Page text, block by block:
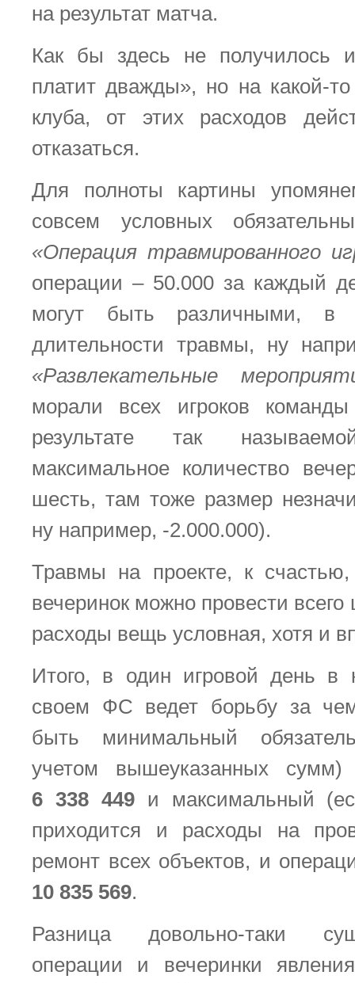
на результат матча.
Как бы здесь не получилось
платит дважды», но на какой-
клуба, от этих расходов
отказаться.
Для полноты картины
совсем условных
«Операция травмированного
операции – 50.000 за каждый
могут быть различными, в
длительности травмы, ну
«Развлекательные
морали всех игроков
результате так
максимальное количество
шесть, там тоже размер
ну например, -2.000.000).
Травмы на проекте, к
вечеринок можно провести всего
расходы вещь условная, хотя и
Итого, в один игровой день в
своем ФС ведет борьбу за
быть минимальный
учетом вышеуказанных
6 338 449и максимальный
приходится и расходы на
ремонт всех объектов, и
10 835 569.
Разница довольно-таки
операции и вечеринки